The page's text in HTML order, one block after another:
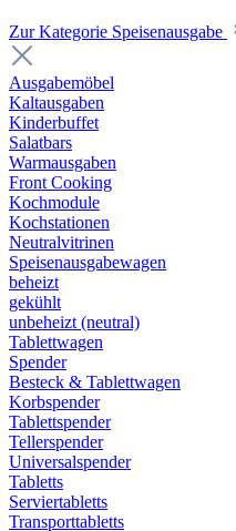
Zur Kategorie Speisenausgabe
Ausgabemöbel
Kaltausgaben
Kinderbuffet
Salatbars
Warmausgaben
Front Cooking
Kochmodule
Kochstationen
Neutralvitrinen
Speisenausgabewagen
beheizt
gekühlt
unbeheizt (neutral)
Tablettwagen
Spender
Besteck & Tablettwagen
Korbspender
Tablettspender
Tellerspender
Universalspender
Tabletts
Serviertabletts
Transporttabletts